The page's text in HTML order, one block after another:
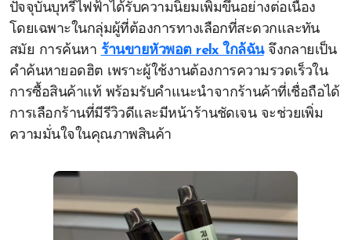
ปัจจุบันบุหรี่ไฟฟ้าได้รับความนิยมเพิ่มขึ้นอย่างต่อเนื่อง
โดยเฉพาะในกลุ่มผู้ที่ต้องการทางเลือกที่สะดวกและทัน
สมัย การค้นหา ร้านขายหัวพอต relx ใกล้ฉันจึงกลายเป็น
คำค้นหายอดฮิต เพราะผู้ใช้งานต้องการความรวดเร็วใน
การซื้อสินค้าแท้ พร้อมรับคำแนะนำจากร้านค้าที่เชื่อถือได้
การเลือกร้านที่มีรีวิวดีและมีหน้าร้านชัดเจน จะช่วยเพิ่ม
ความมั่นใจในคุณภาพสินค้า